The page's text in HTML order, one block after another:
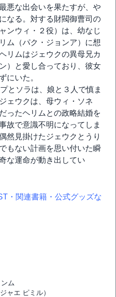
悪な出会いを果たすが、や
なる。対する財閥御曹司の
ンウィ・２役）は、幼なじ
ム（パク・ジョンア）に想
リムはジェウクの異母兄カ
）と愛し合っており、彼女
にいた。
とソラは、娘と３人で慎ま
ェウクは、母ウィ・ソネ
ったヘリムとの政略結婚を
故で意識不明になってしま
然見掛けたジェウクとうり
もない計画を思い付いた瞬
な運命が動き出してい
・関連書籍・公式グッズな
ム
ャエ ピミル）